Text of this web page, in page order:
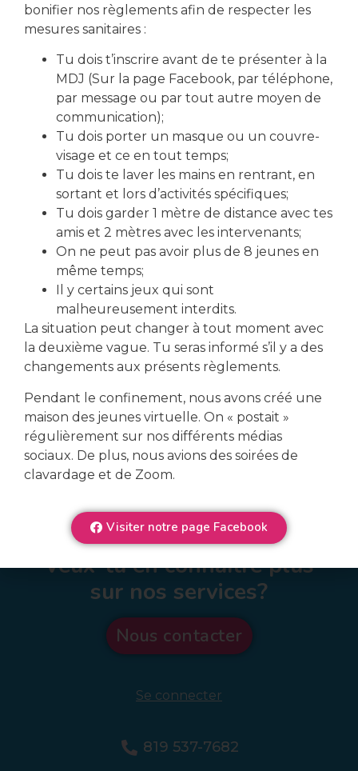
13:00
Local Action Jeunes
télécharger le formulaire d'inscription
Partager cet événement
Veux-tu en connaître plus
sur nos services?
Nous contacter
Se connecter
819 537-7682
bonifier nos règlements afin de respecter les
mesures sanitaires :
Tu dois t’inscrire avant de te présenter à la
MDJ (Sur la page Facebook, par téléphone,
par message ou par tout autre moyen de
communication);
Tu dois porter un masque ou un couvre-
visage et ce en tout temps;
Tu dois te laver les mains en rentrant, en
sortant et lors d’activités spécifiques;
Tu dois garder 1 mètre de distance avec tes
amis et 2 mètres avec les intervenants;
On ne peut pas avoir plus de 8 jeunes en
même temps;
Il y certains jeux qui sont
malheureusement interdits.
La situation peut changer à tout moment avec
la deuxième vague. Tu seras informé s’il y a des
changements aux présents règlements.
Pendant le confinement, nous avons créé une
maison des jeunes virtuelle. On « postait »
régulièrement sur nos différents médias
sociaux. De plus, nous avions des soirées de
clavardage et de Zoom.
Visiter notre page Facebook